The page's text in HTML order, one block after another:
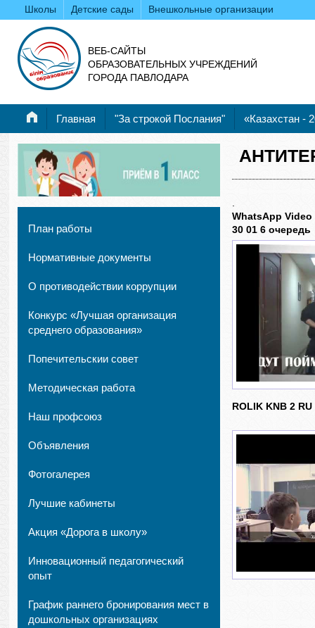
Школы Детские сады Внешкольные организации
ВЕБ-САЙТЫ
ОБРАЗОВАТЕЛЬНЫХ УЧРЕЖДЕНИЙ
ГОРОДА ПАВЛОДАРА
Главная "За строкой Послания" «Казахстан -
План работы
Нормативные документы
О противодействии коррупции
Конкурс «Лучшая организация
среднего образования»
Попечительскии совет
Методическая работа
Наш профсоюз
Объявления
Фотогалерея
Лучшие кабинеты
Акция «Дорога в школу»
Инновационный педагогический
опыт
График раннего бронирования мест в
дошкольных организациях
WhatsApp Video
30 01 6 очередь
ROLIK KNB 2 RU